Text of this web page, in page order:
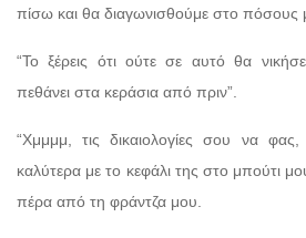
πίσω και θα διαγωνισθούμε στο πόσους
“Το ξέρεις ότι ούτε σε αυτό θα
πεθάνει στα κεράσια από πριν”.
“Χμμμμ, τις δικαιολογίες σου να φας,
καλύτερα με το κεφάλι της στο μπούτι
πέρα από τη φράντζα μου.